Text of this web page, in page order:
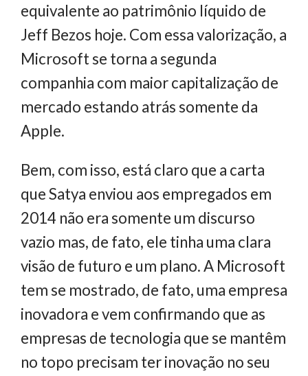
equivalente ao patrimônio líquido de
Jeff Bezos hoje. Com essa valorização, a
Microsoft se torna a segunda
companhia com maior capitalização de
mercado estando atrás somente da
Apple.
Bem, com isso, está claro que a carta
que Satya enviou aos empregados em
2014 não era somente um discurso
vazio mas, de fato, ele tinha uma clara
visão de futuro e um plano. A Microsoft
tem se mostrado, de fato, uma empresa
inovadora e vem confirmando que as
empresas de tecnologia que se mantêm
no topo precisam ter inovação no seu